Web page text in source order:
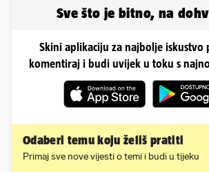
Sve što je bitno, na
Skini aplikaciju za najbolje iskustvo
komentiraj i budi uvijek u toku s
Odaberi temu koju želiš pratiti
Primaj sve nove vijesti o temi i budi u tijeku